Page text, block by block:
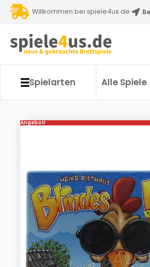
Willkommen bei spiele4us.de
Spielarten Alle Spiele
Angebot!